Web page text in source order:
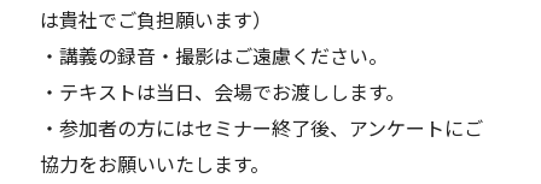
は貴社でご負担願います）
・講義の録音・撮影はご遠慮ください。
・テキストは当日、会場でお渡しします。​
・参加者の方にはセミナー終了後、アンケートにご
協力をお願いいたします。​